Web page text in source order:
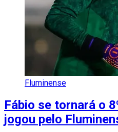
Fluminense
Fábio se tornará o
jogou pelo